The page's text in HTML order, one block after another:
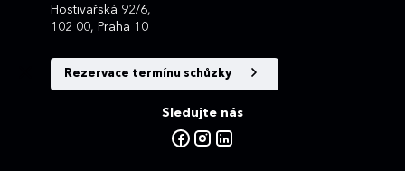
Hostivařská 92/6,
102 00, Praha 10
Rezervace termínu schůzky
Sledujte nás